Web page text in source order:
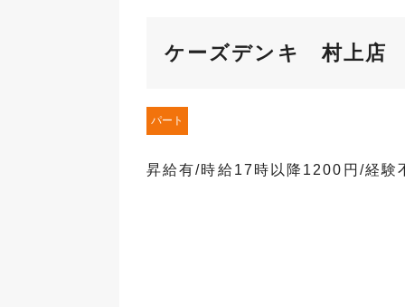
ケーズデンキ 村上店
パート
昇給有/時給17時以降1200円/経験